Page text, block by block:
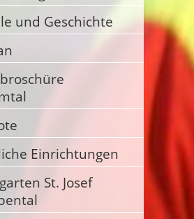
und Geschichte
Einrichtungen
St. Josef